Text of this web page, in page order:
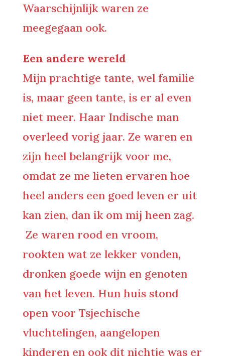
Waarschijnlijk waren ze
meegegaan ook.
Een andere wereld
Mijn prachtige tante, wel familie
is, maar geen tante, is er al even
niet meer. Haar Indische man
overleed vorig jaar. Ze waren en
zijn heel belangrijk voor me,
omdat ze me lieten ervaren hoe
heel anders een goed leven er uit
kan zien, dan ik om mij heen zag.
Ze waren rood en vroom,
rookten wat ze lekker vonden,
dronken goede wijn en genoten
van het leven. Hun huis stond
open voor Tsjechische
vluchtelingen, aangelopen
kinderen en ook dit nichtje was er